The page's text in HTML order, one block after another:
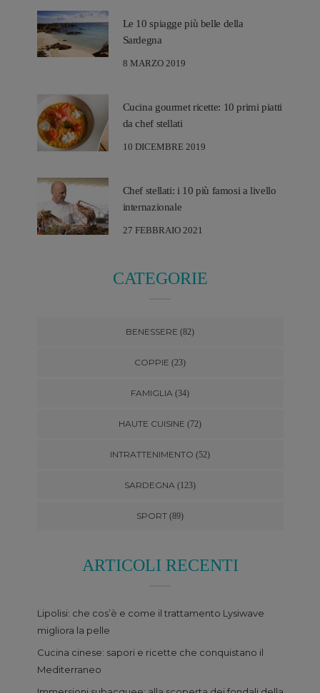
Le 10 spiagge più belle della
Sardegna
8 MARZO 2019
Cucina gourmet ricette: 10 primi piatti
da chef stellati
10 DICEMBRE 2019
Chef stellati: i 10 più famosi a livello
internazionale
27 FEBBRAIO 2021
CATEGORIE
BENESSERE (82)
COPPIE (23)
FAMIGLIA (34)
HAUTE CUISINE (72)
INTRATTENIMENTO (52)
SARDEGNA (123)
SPORT (89)
ARTICOLI RECENTI
Lipolisi: che cos’è e come il trattamento Lysiwave
migliora la pelle
Cucina cinese: sapori e ricette che conquistano il
Mediterraneo